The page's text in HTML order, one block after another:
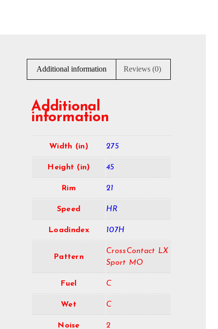
Additional information Reviews (0)
Additional
information
Width (in) 275
Height (in) 45
Rim 21
Speed HR
Loadindex 107H
Pattern
CrossContact LX
Sport MO
Fuel C
Wet C
Noise 2